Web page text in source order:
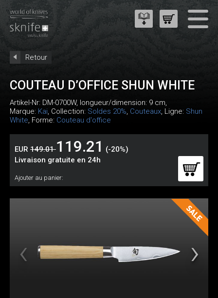
Retour
COUTEAU D’OFFICE SHUN WHITE
Artikel-Nr: DM-0700W, longueur/dimension: 9 cm,
Marque: Kai, Collection: Soldes 20%, Couteaux, Ligne: Shun
White, Forme: Couteau d'office
EUR 149.01119.21
(-20%)
Livraison gratuite en 24h
Ajouter au panier: